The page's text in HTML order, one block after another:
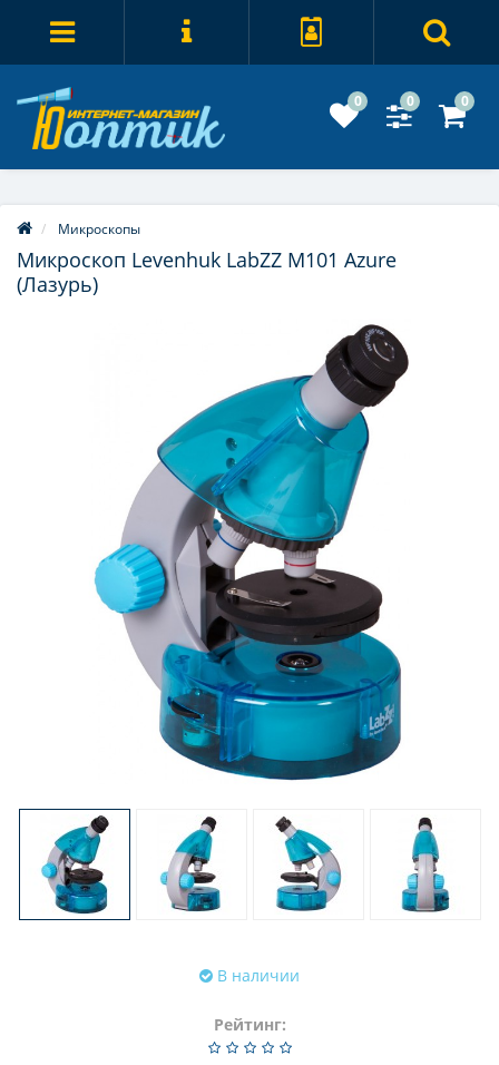
0 0 0
Микроскопы
Микроскоп Levenhuk LabZZ M101 Azure
(Лазурь)
В наличии
Рейтинг: